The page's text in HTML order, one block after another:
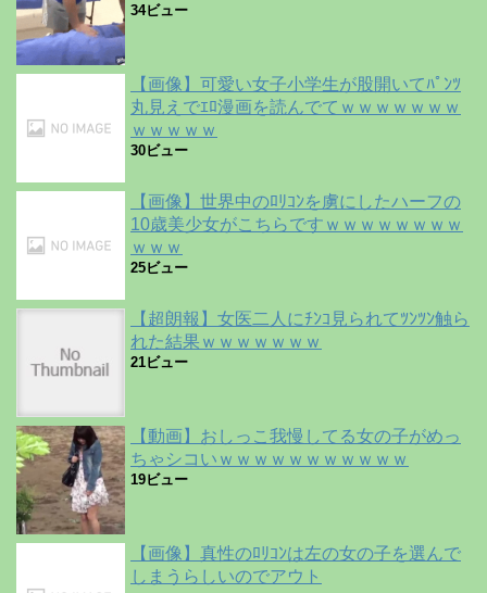
34ビュー
【画像】可愛い女子小学生が股開いてﾊﾟﾝﾂ
丸見えでｴﾛ漫画を読んでてｗｗｗｗｗｗｗ
ｗｗｗｗｗ
30ビュー
【画像】世界中のﾛﾘｺﾝを虜にしたハーフの
10歳美少女がこちらですｗｗｗｗｗｗｗｗ
ｗｗｗ
25ビュー
【超朗報】女医二人にﾁﾝｺ見られてﾂﾝﾂﾝ触ら
れた結果ｗｗｗｗｗｗｗ
21ビュー
【動画】おしっこ我慢してる女の子がめっ
ちゃシコいｗｗｗｗｗｗｗｗｗｗｗ
19ビュー
【画像】真性のﾛﾘｺﾝは左の女の子を選んで
しまうらしいのでアウト